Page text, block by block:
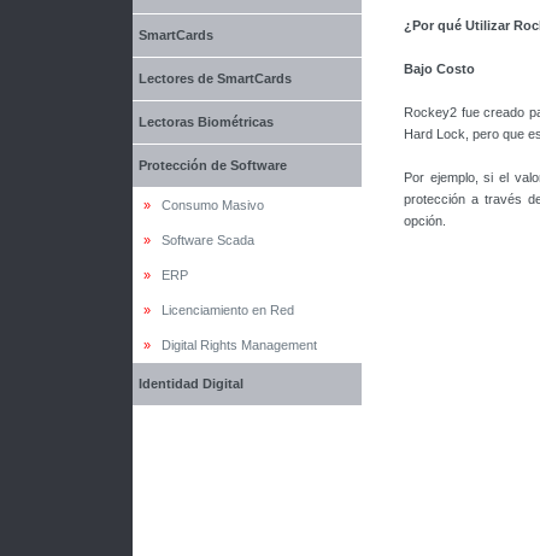
SmartCards
Lectores de SmartCards
Lectoras Biométricas
Protección de Software
» Consumo Masivo
» Software Scada
» ERP
» Licenciamiento en Red
» Digital Rights Management
Identidad Digital
¿Por qué Utilizar
Bajo Costo
Rockey2 fue creado
Hard Lock, pero que
Por ejemplo, si el
protección a través
opción.